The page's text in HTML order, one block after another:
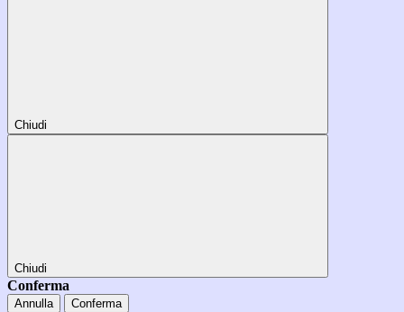
Chiudi
Chiudi
Conferma
Annulla Conferma